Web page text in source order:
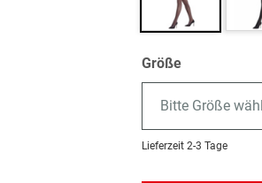
Größe
Bitte Größe
Lieferzeit 2-3 Tage